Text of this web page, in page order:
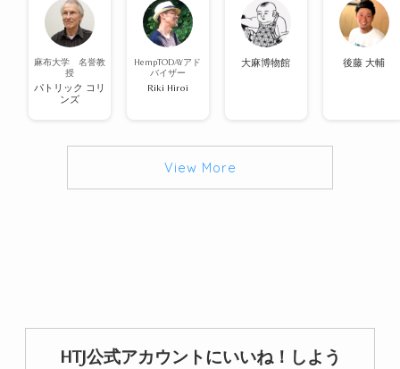
麻布大学 名誉教
授
パトリック コリ
ンズ
HempTODAYアド
バイザー
Riki Hiroi
大麻博物館 後藤 大輔
View More
HTJ公式アカウントにいいね！しよう